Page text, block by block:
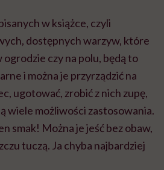
w książce, czyli
dostępnych warzyw, które
czy na polu, będą to
i można je przyrządzić na
ugotować, zrobić z nich zupę,
wiele możliwości zastosowania.
smak! Można je jeść bez obaw,
tuczą. Ja chyba najbardziej